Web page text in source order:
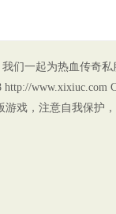
我们一起为热血传奇
http://www.xixiuc.com
戏，注意自我保护